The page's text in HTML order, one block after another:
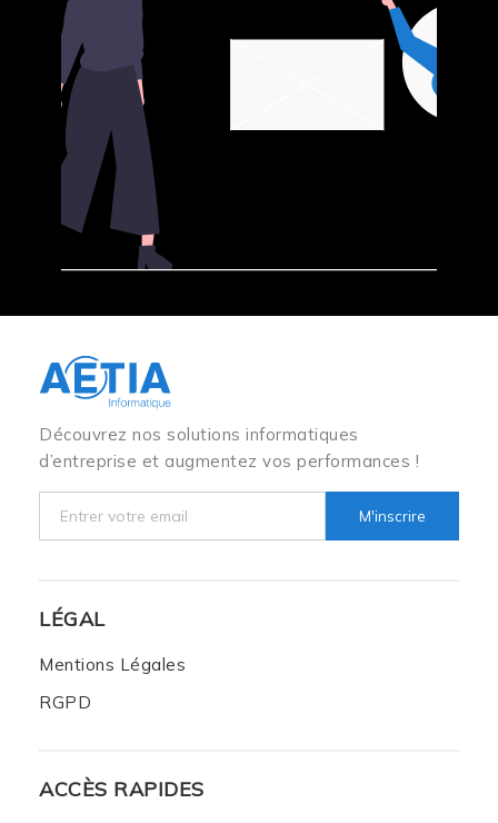
Découvrez nos solutions informatiques
d’entreprise et augmentez vos performances !
M'inscrire
LÉGAL
Mentions Légales
RGPD
ACCÈS RAPIDES